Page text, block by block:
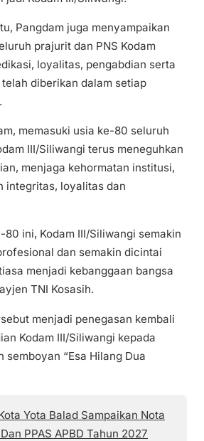
Pangdam juga menyampaikan
prajurit dan PNS Kodam
loyalitas, pengabdian serta
diberikan dalam setiap
memasuki usia ke-80 seluruh
III/Siliwangi terus meneguhkan
menjaga kehormatan institusi,
integritas, loyalitas dan
80 ini, Kodam III/Siliwangi semakin
dan semakin dicintai
menjadi kebanggaan bangsa
TNI Kosasih.
menjadi penegasan kembali
Kodam III/Siliwangi kepada
semboyan “Esa Hilang Dua
Yota Balad Sampaikan Nota
PPAS APBD Tahun 2027